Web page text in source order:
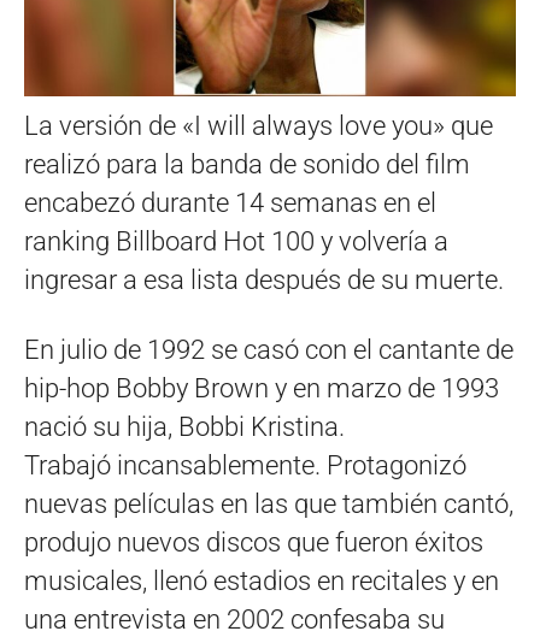
La versión de «I will always love you» que
realizó para la banda de sonido del film
encabezó durante 14 semanas en el
ranking Billboard Hot 100 y volvería a
ingresar a esa lista después de su muerte.
En julio de 1992 se casó con el cantante de
hip-hop Bobby Brown y en marzo de 1993
nació su hija, Bobbi Kristina.
Trabajó incansablemente. Protagonizó
nuevas películas en las que también cantó,
produjo nuevos discos que fueron éxitos
musicales, llenó estadios en recitales y en
una entrevista en 2002 confesaba su